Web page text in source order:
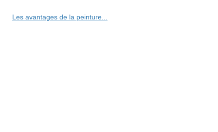
Les avantages de la peinture...